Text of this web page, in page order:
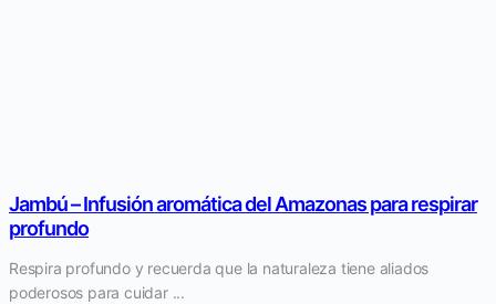
Jambú – Infusión aromática del Amazonas para respirar
profundo
Respira profundo y recuerda que la naturaleza tiene aliados
poderosos para cuidar ...